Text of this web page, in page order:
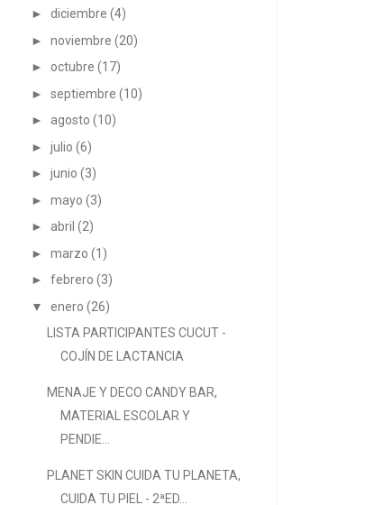
► diciembre (4)
► noviembre (20)
► octubre (17)
► septiembre (10)
► agosto (10)
► julio (6)
► junio (3)
► mayo (3)
► abril (2)
► marzo (1)
► febrero (3)
▼
enero (26)
LISTA PARTICIPANTES CUCUT -
COJÍN DE LACTANCIA
MENAJE Y DECO CANDY BAR,
MATERIAL ESCOLAR Y
PENDIE...
PLANET SKIN CUIDA TU PLANETA,
CUIDA TU PIEL - 2ªED...